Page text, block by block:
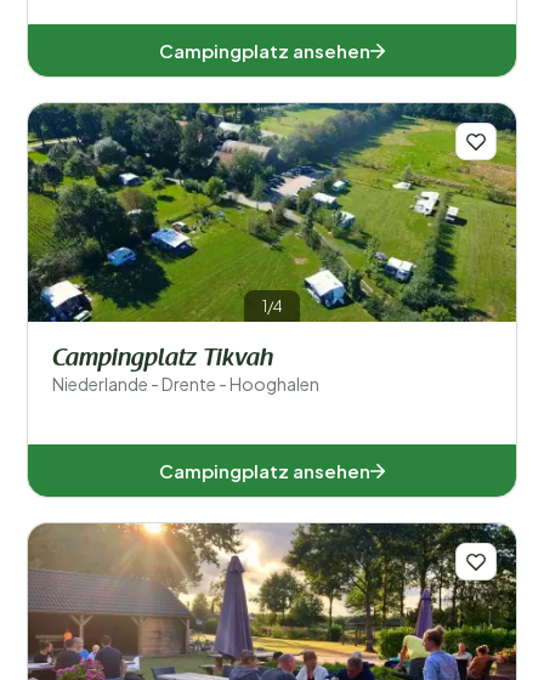
Campingplatz ansehen
1/4
Campingplatz Tikvah
Niederlande - Drente - Hooghalen
Campingplatz ansehen